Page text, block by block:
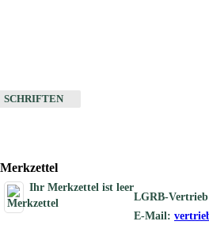
SCHRIFTEN
Merkzettel
Ihr Merkzettel ist leer
LGRB-Vertrieb
E-Mail: